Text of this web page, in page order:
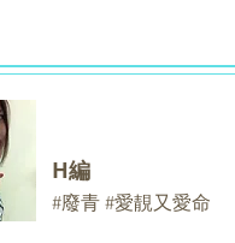
H編
#廢青 #愛靚又愛命